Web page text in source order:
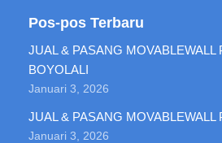
Pos-pos Terbaru
JUAL & PASANG MOVABLEWALL
BOYOLALI
Januari 3, 2026
JUAL & PASANG MOVABLEWALL
Januari 3, 2026